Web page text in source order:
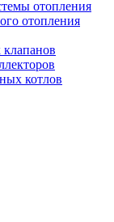
отопления
отопления
котлов